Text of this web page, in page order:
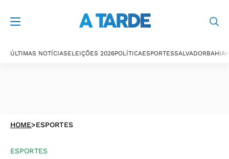
ÚLTIMAS NOTÍCIASELEIÇÕES 2026POLÍTICAESPORTESSALVADORBAHIA
HOME>ESPORTES
ESPORTES